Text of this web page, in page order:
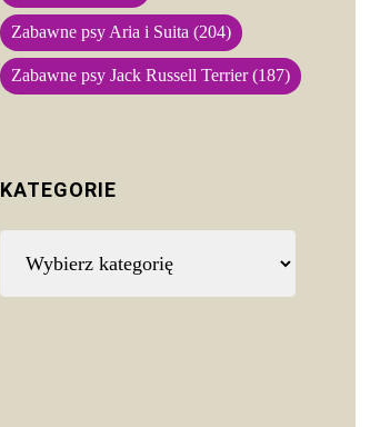
Zabawne psy Aria i Suita (204)
Zabawne psy Jack Russell Terrier(187)
KATEGORIE